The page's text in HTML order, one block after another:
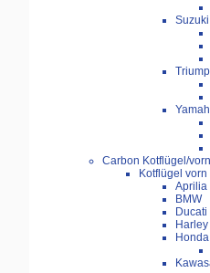
Suzuki
Carbon Kotflügel/
Kotflügel
Aprilia
BMW
Ducati
Honda